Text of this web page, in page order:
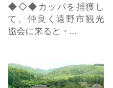
◆◇◆カッパを捕獲し
て、仲良く遠野市観光
協会に来ると・…
はこちら